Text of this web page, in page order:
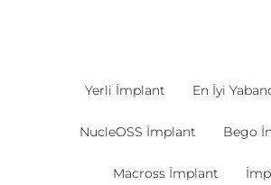
Yerli İmplant En İyi
NucleOSS İmplant Bego
Macross İmplant